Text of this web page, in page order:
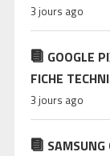
3 jours ago
GOOGLE
FICHE
3 jours ago